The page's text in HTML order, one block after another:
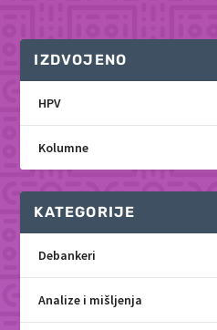
IZDVOJENO
HPV
Kolumne
KATEGORIJE
Debankeri
Analize i mišljenja